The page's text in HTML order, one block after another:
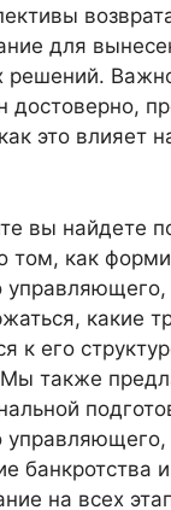
для
решений.
достоверно,
это влияет
вы найдете
как
управляющего,
какие
к его
также
банкротства и
на всех